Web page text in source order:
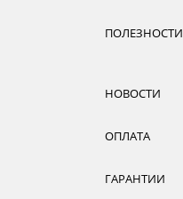
ПОЛЕЗНОСТИ
НОВОСТИ
ОПЛАТА
ГАРАНТИИ